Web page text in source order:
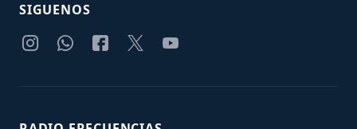
SIGUENOS